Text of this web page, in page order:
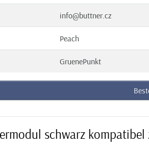
info@buttner.cz
Peach
GruenePunkt
schwarz